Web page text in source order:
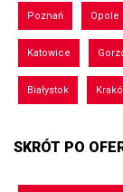
Poznań Opole
Katowice
Białystok
SKRÓT PO